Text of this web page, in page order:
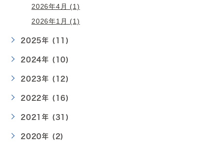
2026年4月 (1)
2026年1月 (1)
2025年 (11)
2024年 (10)
2023年 (12)
2022年 (16)
2021年 (31)
2020年 (2)